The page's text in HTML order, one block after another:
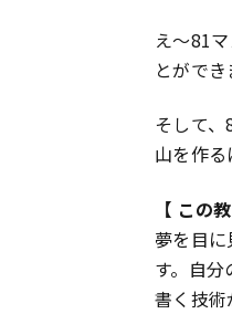
え～81
とがで
そして
山を作る
【 この
夢を目
す。自
書く技